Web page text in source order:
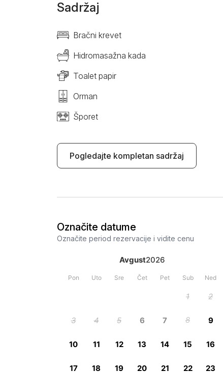
Sadržaj
Bračni krevet
Hidromasažna kada
Toalet papir
Orman
Šporet
Pogledajte kompletan sadržaj
Označite datume
Označite period rezervacije i vidite cenu